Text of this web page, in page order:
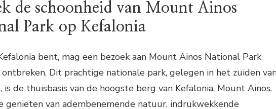
de schoonheid van Mount Ainos
Park op Kefalonia
bent, mag een bezoek aan Mount Ainos National Park
Dit prachtige nationale park, gelegen in het zuiden
is de thuisbasis van de hoogste berg van Kefalonia, Mount Ainos.
genieten van adembenemende natuur, indrukwekkende